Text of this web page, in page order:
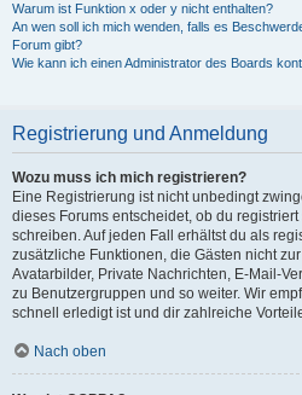
Warum ist Funktion x oder y nicht enthalten?
An wen soll ich mich wenden, falls es
Forum gibt?
Wie kann ich einen Administrator des Boards
Registrierung und Anmeldung
Wozu muss ich mich registrieren?
Eine Registrierung ist nicht unbedingt
dieses Forums entscheidet, ob du
schreiben. Auf jeden Fall erhältst du als
zusätzliche Funktionen, die Gästen nicht
Avatarbilder, Private Nachrichten, E-Mail-
zu Benutzergruppen und so weiter. Wir
schnell erledigt ist und dir zahlreiche
Nach oben